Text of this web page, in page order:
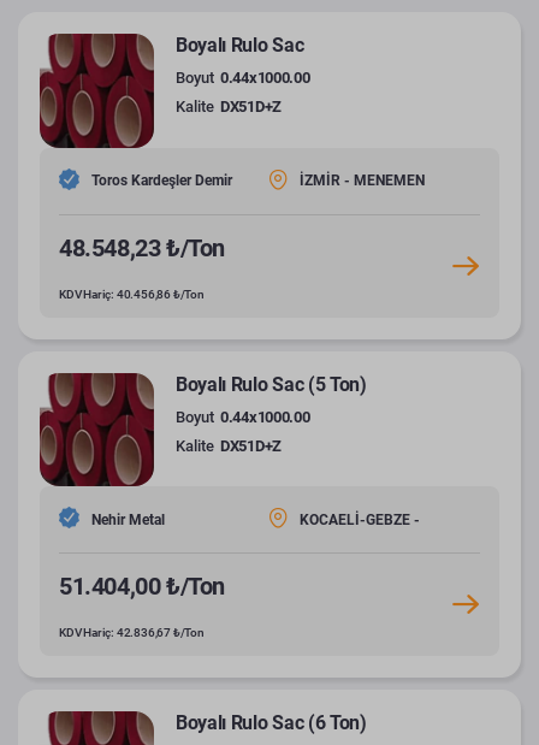
Boyalı Rulo Sac
Boyut 0.44x1000.00
Kalite DX51D+Z
Toros Kardeşler Demir İZMİR - MENEMEN
48.548,23 ₺/Ton
KDV Hariç: 40.456,86 ₺/Ton
Boyalı Rulo Sac (5 Ton)
Boyut 0.44x1000.00
Kalite DX51D+Z
Nehir Metal KOCAELİ-GEBZE -
51.404,00 ₺/Ton
KDV Hariç: 42.836,67 ₺/Ton
Boyalı Rulo Sac (6 Ton)